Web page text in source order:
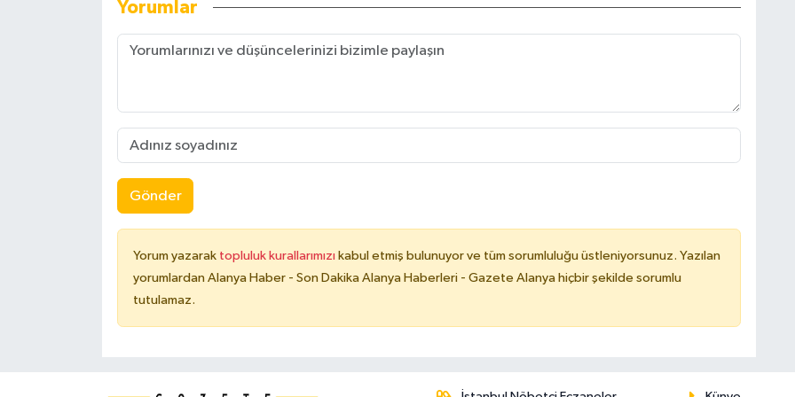
Yorumlar
Gönder
Yorum yazarak topluluk kurallarımızı kabul etmiş bulunuyor ve tüm sorumluluğu üstleniyorsunuz. Yazılan
yorumlardan Alanya Haber - Son Dakika Alanya Haberleri - Gazete Alanya hiçbir şekilde sorumlu
tutulamaz.